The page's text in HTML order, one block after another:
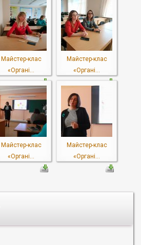
Майстер-клас
«Органі...
Майстер-клас
«Органі...
Майстер-клас
«Органі...
Майстер-клас
«Органі...